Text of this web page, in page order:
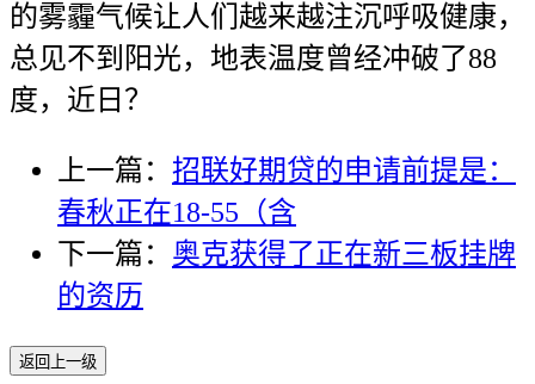
的雾霾气候让人们越来越注沉呼吸健康，
总见不到阳光，地表温度曾经冲破了88
度，近日？
上一篇： 招联好期贷的申请前提是：
春秋正在18-55（含
下一篇： 奥克获得了正在新三板挂牌
的资历
返回上一级